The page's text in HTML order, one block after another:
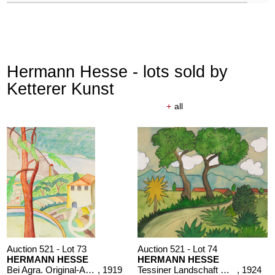
Hermann Hesse - lots sold by
Ketterer Kunst
+ all
Auction 521 - Lot 73
HERMANN HESSE
Bei Agra. Original-Aquarell , 1919
Auction 521 - Lot 74
HERMANN HESSE
Tessiner Landschaft mit Dorf
, 1924